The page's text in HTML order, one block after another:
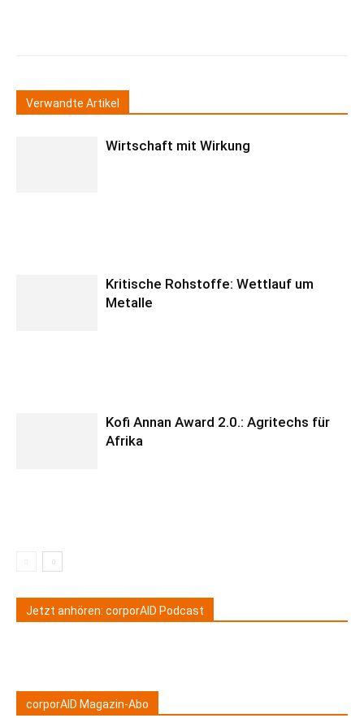
Verwandte Artikel
Wirtschaft mit Wirkung
Kritische Rohstoffe: Wettlauf um
Metalle
Kofi Annan Award 2.0.: Agritechs für
Afrika
Jetzt anhören: corporAID Podcast
corporAID Magazin-Abo